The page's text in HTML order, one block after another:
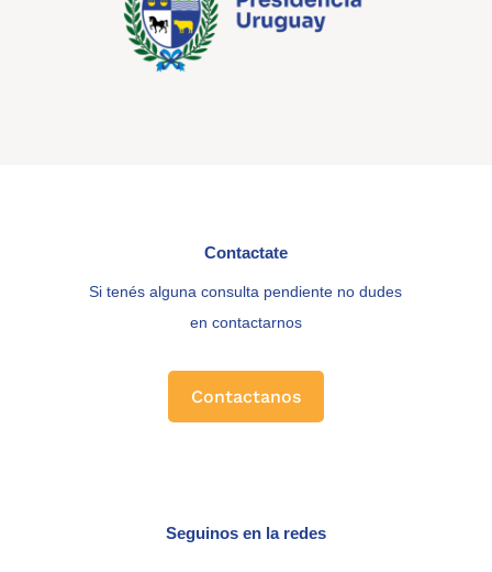
Contactate
Si tenés alguna consulta pendiente no dudes
en contactarnos
Contactanos
Seguinos en la redes